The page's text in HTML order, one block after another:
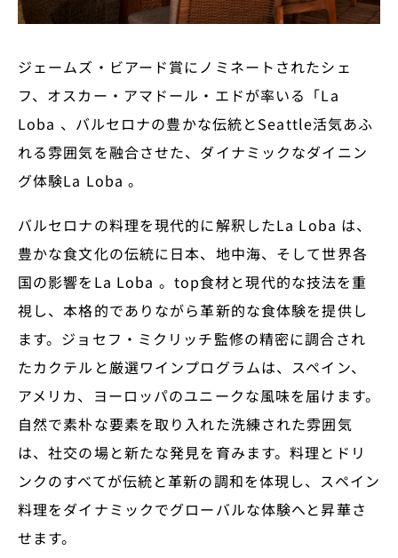
ジェームズ・ビアード賞にノミネートされたシェ
フ、オスカー・アマドール・エドが率いる「La
Loba 、バルセロナの豊かな伝統とSeattle活気あふ
れる雰囲気を融合させた、ダイナミックなダイニン
グ体験La Loba 。
バルセロナの料理を現代的に解釈したLa Loba は、
豊かな食文化の伝統に日本、地中海、そして世界各
国の影響をLa Loba 。top食材と現代的な技法を重
視し、本格的でありながら革新的な食体験を提供し
ます。ジョセフ・ミクリッチ監修の精密に調合され
たカクテルと厳選ワインプログラムは、スペイン、
アメリカ、ヨーロッパのユニークな風味を届けます。
自然で素朴な要素を取り入れた洗練された雰囲気
は、社交の場と新たな発見を育みます。料理とドリ
ンクのすべてが伝統と革新の調和を体現し、スペイン
料理をダイナミックでグローバルな体験へと昇華さ
せます。